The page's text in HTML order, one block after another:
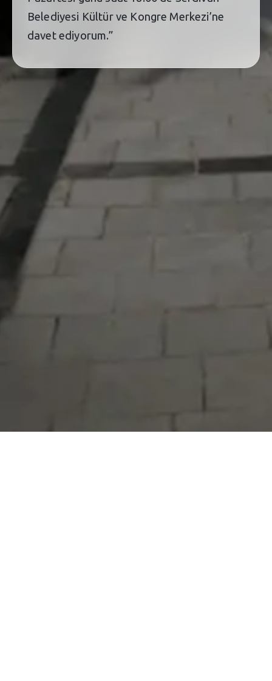
Belediyesi Kültür ve Kongre Merkezi’ne
davet ediyorum.”